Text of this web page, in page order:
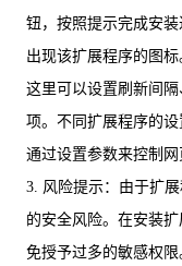
钮，按照提示完成安
出现该扩展程序的图
这里可以设置刷新间
项。不同扩展程序的
通过设置参数来控制网
3. 风险提示：由于扩
的安全风险。在安装
免授予过多的敏感权